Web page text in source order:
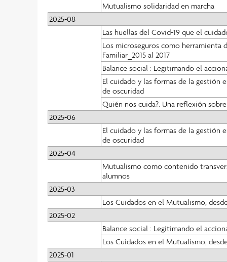
Mutualismo solidaridad en marcha
2025-08
Las huellas del Covid-19 que el
Los microseguros como herramienta
Familiar_2015 al 2017
Balance social : Legitimando el
El cuidado y las formas de la gestión
de oscuridad
Quién nos cuida?. Una reflexión
2025-06
El cuidado y las formas de la gestión
de oscuridad
2025-04
Mutualismo como contenido
alumnos
2025-03
Los Cuidados en el Mutualismo,
2025-02
Balance social : Legitimando el
Los Cuidados en el Mutualismo,
2025-01